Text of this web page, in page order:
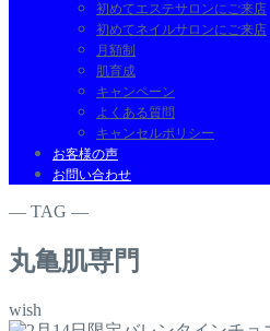
初めてエステサロンにご来店
初めてネイルサロンにご来店
月額制
肌育成
キャンペーン
よくある質問
キャンセルポリシー
お客様の声
お問い合わせ
― TAG ―
丸亀肌専門
wish